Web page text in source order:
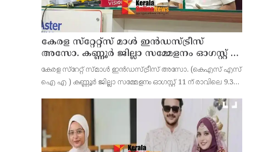
കേരള സ്‌റ്റേറ്റ്സ് മാൾ ഇൻഡസ്ട്രീസ്
അസോ. കണ്ണൂർ ജില്ലാ സമ്മേളനം ഓഗസ്റ്റ് 11
ന് കണ്ണൂരിൽ
കേരള സ്‌റേറ്റ് സ്മാൾ ഇൻഡസ്ട്രീസ് അസോ. (കെഎസ് എസ്
ഐ എ ) കണ്ണൂർ ജില്ലാ സമ്മേളനം ഓഗസ്റ്റ് 11 ന് രാവിലെ 9.30